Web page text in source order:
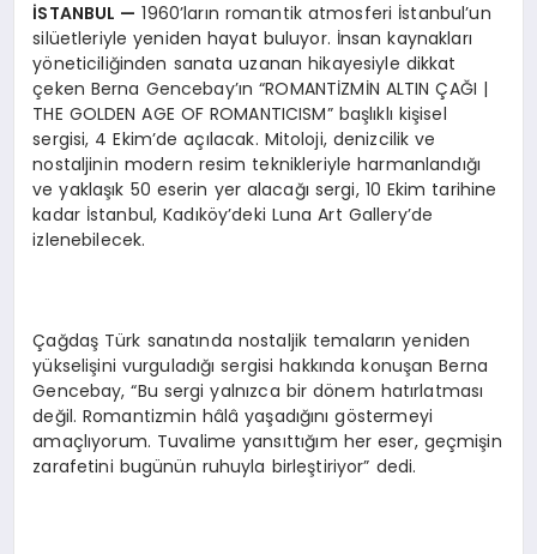
İSTANBUL — 1960’ların romantik atmosferi İstanbul’un
silüetleriyle yeniden hayat buluyor. İnsan kaynakları
yöneticiliğinden sanata uzanan hikayesiyle dikkat
çeken Berna Gencebay’ın “ROMANTİZMİN ALTIN ÇAĞI |
THE GOLDEN AGE OF ROMANTICISM” başlıklı kişisel
sergisi, 4 Ekim’de açılacak. Mitoloji, denizcilik ve
nostaljinin modern resim teknikleriyle harmanlandığı
ve yaklaşık 50 eserin yer alacağı sergi, 10 Ekim tarihine
kadar İstanbul, Kadıköy’deki Luna Art Gallery’de
izlenebilecek.
Çağdaş Türk sanatında nostaljik temaların yeniden
yükselişini vurguladığı sergisi hakkında konuşan Berna
Gencebay, “Bu sergi yalnızca bir dönem hatırlatması
değil. Romantizmin hâlâ yaşadığını göstermeyi
amaçlıyorum. Tuvalime yansıttığım her eser, geçmişin
zarafetini bugünün ruhuyla birleştiriyor” dedi.